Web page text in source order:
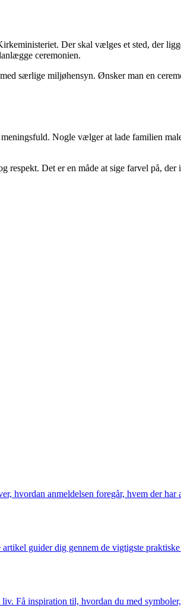
Der skal vælges et sted, der
ceremonien.
særlige miljøhensyn. Ønsker man en
Nogle vælger at lade familien
Det er en måde at sige farvel på,
hvordan anmeldelsen foregår, hvem der
guider dig gennem de vigtigste
Få inspiration til, hvordan du med